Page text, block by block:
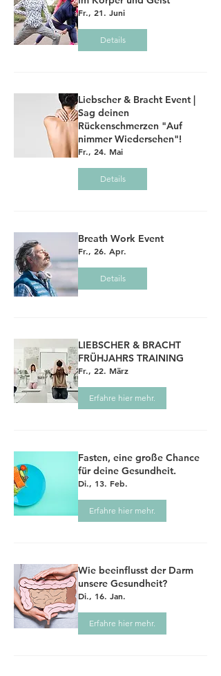
Fr., 21. Juni
Details
Liebscher & Bracht Event |
Sag deinen
Rückenschmerzen "Auf
nimmer Wiedersehen"!
Fr., 24. Mai
Details
Breath Work Event
Fr., 26. Apr.
Details
LIEBSCHER & BRACHT
FRÜHJAHRS TRAINING
Fr., 22. März
Erfahre hier mehr.
Fasten, eine große Chance
für deine Gesundheit.
Di., 13. Feb.
Erfahre hier mehr.
Wie beeinflusst der Darm
unsere Gesundheit?
Di., 16. Jan.
Erfahre hier mehr.